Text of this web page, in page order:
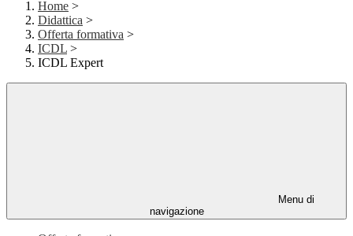
Home >
Didattica >
Offerta formativa >
ICDL >
ICDL Expert
Menu di
navigazione